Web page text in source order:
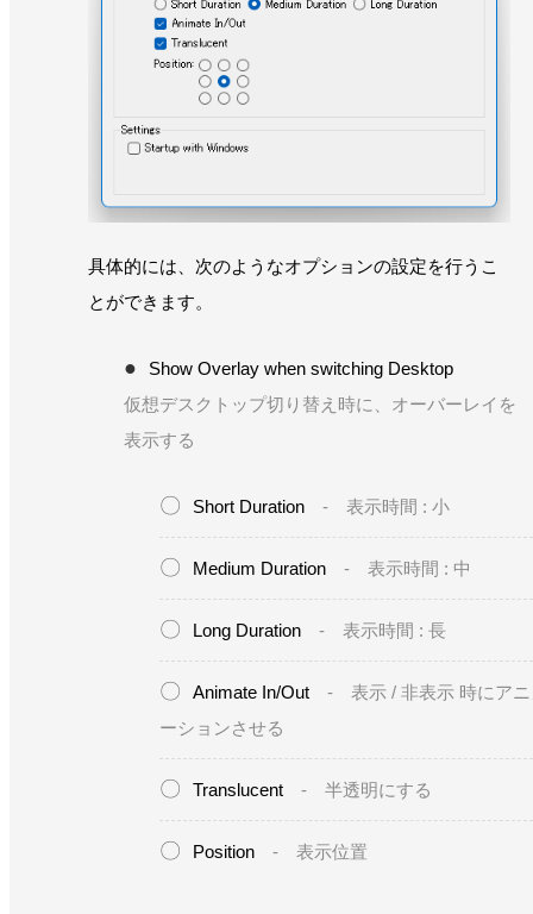
具体的には、次のようなオプションの設定を行うこ
とができます。
Show Overlay when switching Desktop
仮想デスクトップ切り替え時に、オーバーレイを
表示する
Short Duration - 表示時間 : 小
Medium Duration - 表示時間 : 中
Long Duration - 表示時間 : 長
Animate In/Out - 表示 / 非表示 時にアニ
ーションさせる
Translucent - 半透明にする
Position - 表示位置